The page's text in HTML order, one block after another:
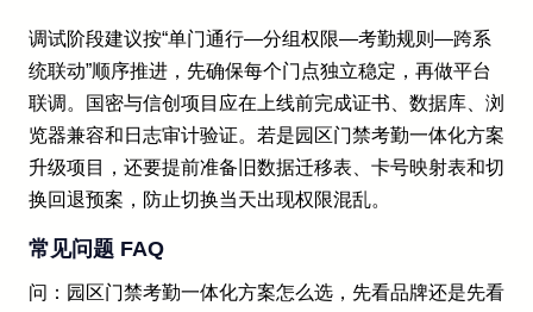
调试阶段建议按“单门通行—分组权限—考勤规则—跨系
统联动”顺序推进，先确保每个门点独立稳定，再做平台
联调。国密与信创项目应在上线前完成证书、数据库、浏
览器兼容和日志审计验证。若是园区门禁考勤一体化方案
升级项目，还要提前准备旧数据迁移表、卡号映射表和切
换回退预案，防止切换当天出现权限混乱。
常见问题 FAQ
问：园区门禁考勤一体化方案怎么选，先看品牌还是先看